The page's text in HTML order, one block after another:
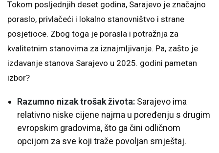
Tokom posljednjih deset godina, Sarajevo je značajno
poraslo, privlačeći i lokalno stanovništvo i strane
posjetioce. Zbog toga je porasla i potražnja za
kvalitetnim stanovima za iznajmljivanje. Pa, zašto je
izdavanje stanova Sarajevo u 2025. godini pametan
izbor?
Razumno nizak trošak života: Sarajevo ima
relativno niske cijene najma u poređenju s drugim
evropskim gradovima, što ga čini odličnom
opcijom za sve koji traže povoljan smještaj.